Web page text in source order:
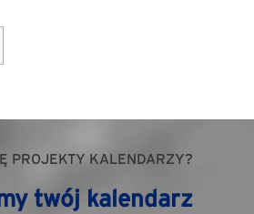
PROJEKTY KALENDARZY?
twój kalendarz